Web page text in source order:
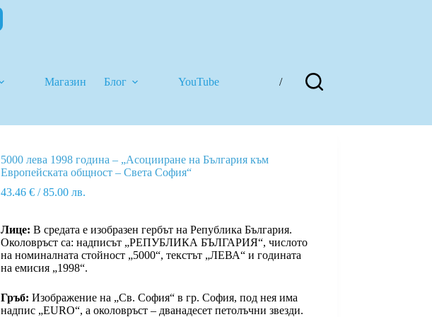
Магазин Блог YouTube /
5000 лева 1998 година – „Асоцииране на България към
Европейската общност – Света София“
43.46 €/ 85.00 лв.
Лице: В средата е изобразен гербът на Република България.
Околовръст са: надписът „РЕПУБЛИКА БЪЛГАРИЯ“, числото
на номиналната стойност „5000“, текстът „ЛЕВА“ и годината
на емисия „1998“.
Гръб: Изображение на „Св. София“ в гр. София, под нея има
надпис „EURO“, а околовръст – дванадесет петолъчни звезди.